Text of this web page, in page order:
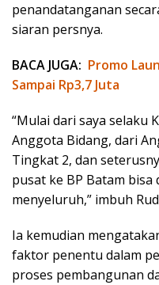
penandatanganan
siaran persnya.
BACA JUGA: Promo
Sampai Rp3,7 Juta
“Mulai dari saya selaku
Anggota Bidang, dari
Tingkat 2, dan
pusat ke BP Batam bisa
menyeluruh,” imbuh
Ia kemudian
faktor penentu dalam
proses pembangunan